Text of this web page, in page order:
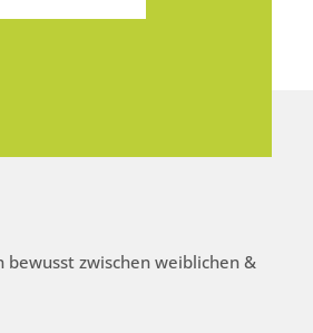
zwischen weiblichen &